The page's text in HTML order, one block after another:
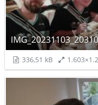
336,51 kB